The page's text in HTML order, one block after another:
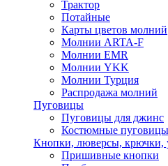
Трактор
Потайные
Карты цветов молний
Молнии ARTA-F
Молнии EMR
Молнии YKK
Молнии Турция
Распродажа молний
Пуговицы
Пуговицы для джинс
Костюмные пуговицы
Кнопки, люверсы, крючки,
Пришивные кнопки